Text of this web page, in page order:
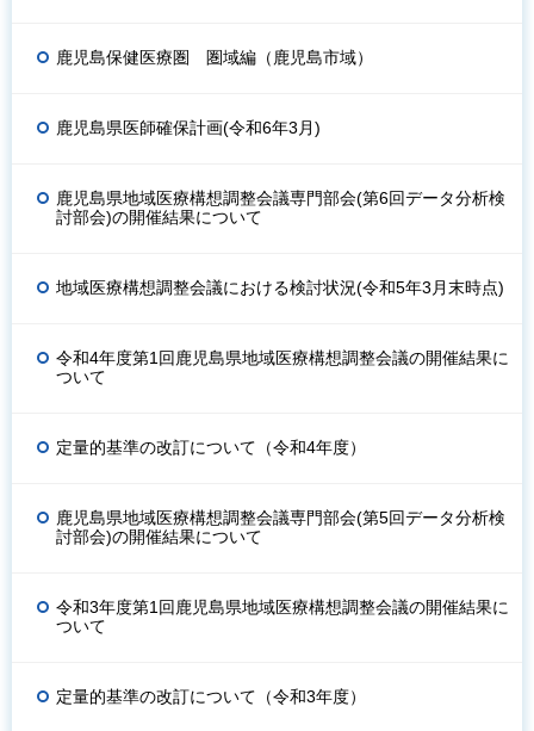
鹿児島保健医療圏 圏域編（鹿児島市域）
鹿児島県医師確保計画(令和6年3月)
鹿児島県地域医療構想調整会議専門部会(第6回データ分析検
討部会)の開催結果について
地域医療構想調整会議における検討状況(令和5年3月末時点)
令和4年度第1回鹿児島県地域医療構想調整会議の開催結果に
ついて
定量的基準の改訂について（令和4年度）
鹿児島県地域医療構想調整会議専門部会(第5回データ分析検
討部会)の開催結果について
令和3年度第1回鹿児島県地域医療構想調整会議の開催結果に
ついて
定量的基準の改訂について（令和3年度）